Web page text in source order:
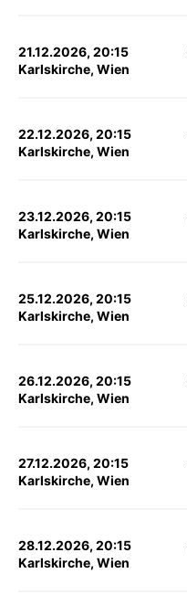
21.12.2026, 20:15
Karlskirche, Wien
22.12.2026, 20:15
Karlskirche, Wien
23.12.2026, 20:15
Karlskirche, Wien
25.12.2026, 20:15
Karlskirche, Wien
26.12.2026, 20:15
Karlskirche, Wien
27.12.2026, 20:15
Karlskirche, Wien
28.12.2026, 20:15
Karlskirche, Wien